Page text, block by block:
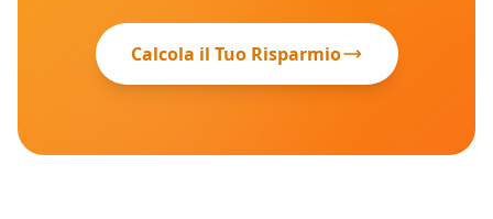
Calcola il Tuo Risparmio